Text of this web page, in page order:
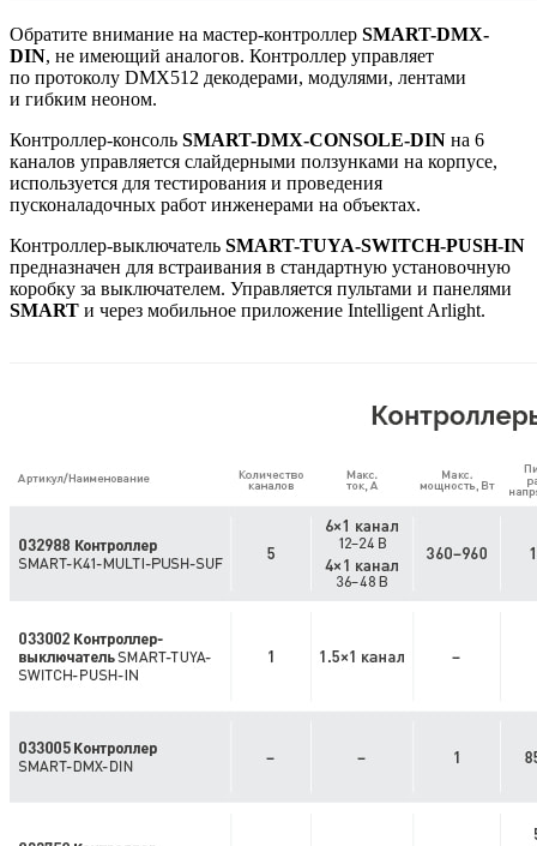
Обратите внимание на мастер-контроллер SMART-DMX-
DIN, не имеющий аналогов. Контроллер управляет
по протоколу DMX512 декодерами, модулями, лентами
и гибким неоном.
Контроллер-консоль SMART-DMX-CONSOLE-DIN на 6
каналов управляется слайдерными ползунками на корпусе,
используется для тестирования и проведения
пусконаладочных работ инженерами на объектах.
Контроллер-выключатель SMART-TUYA-SWITCH-PUSH-IN
предназначен для встраивания в стандартную установочную
коробку за выключателем. Управляется пультами и панелями
SMART и через мобильное приложение Intelligent Arlight.